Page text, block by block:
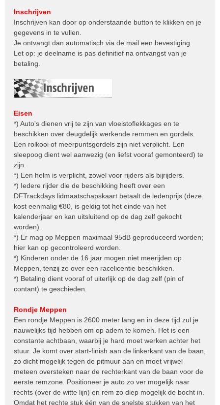
Inschrijven
Inschrijven kan door op onderstaande button te klikken en je
gegevens in te vullen.
Je ontvangt dan automatisch via de mail een bevestiging.
Let op: je deelname is pas definitief na ontvangst van je
betaling.
Eisen
*) Auto's dienen vrij te zijn van vloeistoflekkages en te
beschikken over deugdelijk werkende remmen en gordels.
Een rolkooi of meerpuntsgordels zijn niet verplicht. Een
sleepoog dient wel aanwezig (en liefst vooraf gemonteerd) te
zijn.
*) Een helm is verplicht, zowel voor rijders als bijrijders.
*) Iedere rijder die de beschikking heeft over een
DFTrackdays lidmaatschapskaart betaalt de ledenprijs (deze
kost eenmalig €80, is geldig tot het einde van het
kalenderjaar en kan uitsluitend op de dag zelf gekocht
worden).
*) Er mag op Meppen maximaal 95dB geproduceerd worden;
hier kan op gecontroleerd worden.
*) Kinderen onder de 16 jaar mogen niet meerijden op
Meppen, tenzij ze over een racelicentie beschikken.
*) Betaling dient vooraf of uiterlijk op de dag zelf (pin of
contant) te geschieden.
Rondje Meppen
Een rondje Meppen is 2600 meter lang en in deze tijd zul je
nauwelijks tijd hebben om op adem te komen. Het is een
constante achtbaan, waarbij je hard moet werken achter het
stuur. Je komt over start-finish aan de linkerkant van de baan,
zo dicht mogelijk tegen de pitmuur aan en moet vrijwel
meteen oversteken naar de rechterkant van de baan voor de
eerste remzone. Positioneer je auto zo ver mogelijk naar
rechts (over de witte lijn) en rem zo diep mogelijk de bocht in.
Omdat het rechte stuk één van de snelste stukken van het